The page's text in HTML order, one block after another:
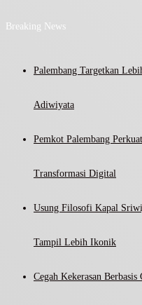
Breaking News
Palembang Targetkan
Adiwiyata
Pemkot Palembang
Transformasi Digital
Usung Filosofi Kapal
Tampil Lebih Ikonik
Cegah Kekerasan